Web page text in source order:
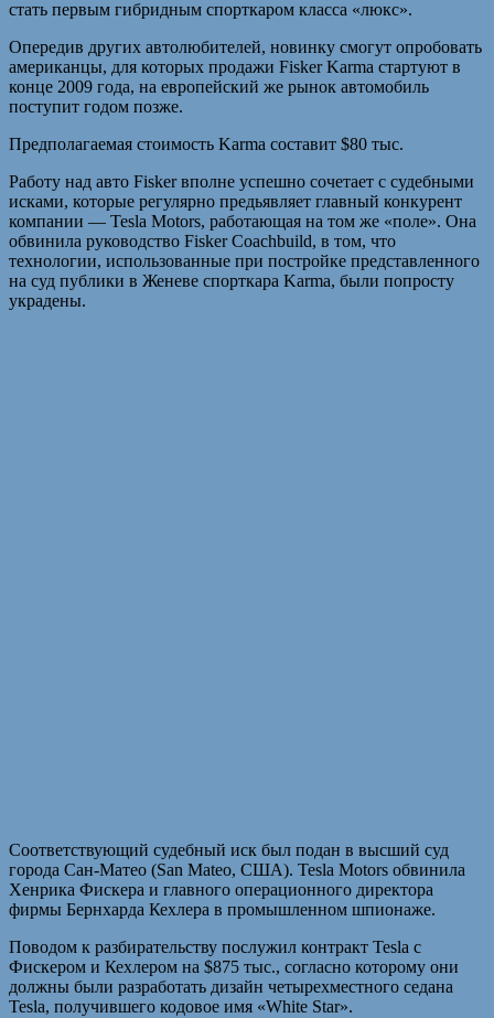
стать первым гибридным спорткаром класса «люкс».
Опередив других автолюбителей, новинку смогут опробовать
американцы, для которых продажи Fisker Karma стартуют в
конце 2009 года, на европейский же рынок автомобиль
поступит годом позже.
Предполагаемая стоимость Karma составит $80 тыс.
Работу над авто Fisker вполне успешно сочетает с судебными
исками, которые регулярно предьявляет главный конкурент
компании — Tesla Motors, работающая на том же «поле». Она
обвинила руководство Fisker Coachbuild, в том, что
технологии, использованные при постройке представленного
на суд публики в Женеве спорткара Karma, были попросту
украдены.
Соответствующий судебный иск был подан в высший суд
города Сан-Матео (San Mateo, США). Tesla Motors обвинила
Хенрика Фискера и главного операционного директора
фирмы Бернхарда Кехлера в промышленном шпионаже.
Поводом к разбирательству послужил контракт Tesla с
Фискером и Кехлером на $875 тыс., согласно которому они
должны были разработать дизайн четырехместного седана
Tesla, получившего кодовое имя «White Star».